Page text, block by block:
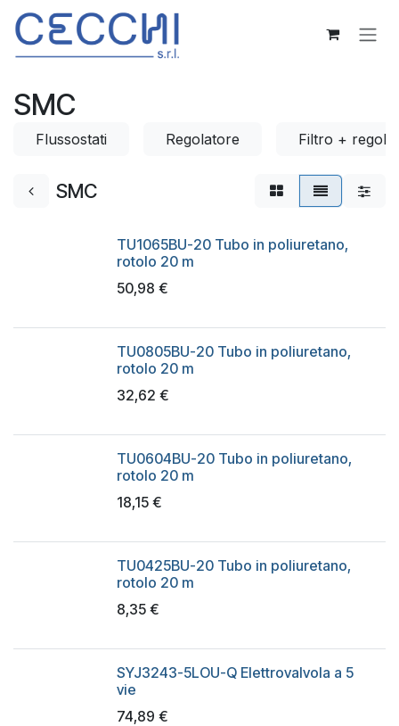
Passa al contenuto
SMC
Flussostati Regolatore Filtro +
SMC
TU1065BU-20 Tubo in poliuretano,
rotolo 20 m
50,98 €
TU0805BU-20 Tubo in poliuretano,
rotolo 20 m
32,62 €
TU0604BU-20 Tubo in poliuretano,
rotolo 20 m
18,15 €
TU0425BU-20 Tubo in poliuretano,
rotolo 20 m
8,35 €
SYJ3243-5LOU-Q Elettrovalvola a 5
vie
74,89 €